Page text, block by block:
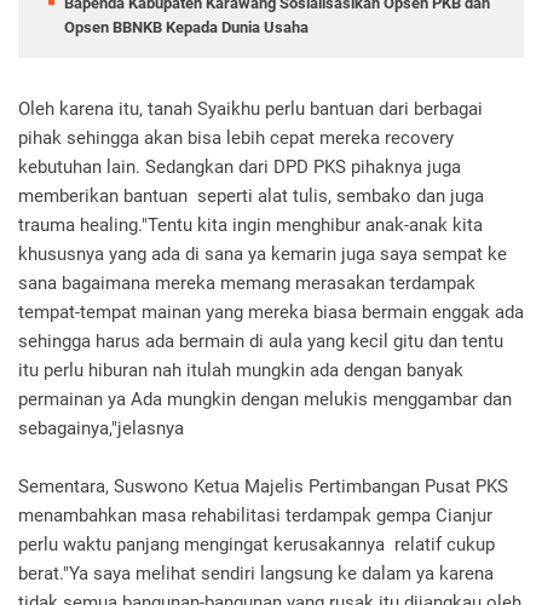
Opsen BBNKB Kepada Dunia Usaha
Oleh karena itu, tanah Syaikhu perlu bantuan dari berbagai
pihak sehingga akan bisa lebih cepat mereka recovery
kebutuhan lain. Sedangkan dari DPD PKS pihaknya juga
memberikan bantuan seperti alat tulis, sembako dan juga
trauma healing."Tentu kita ingin menghibur anak-anak kita
khususnya yang ada di sana ya kemarin juga saya sempat ke
sana bagaimana mereka memang merasakan terdampak
tempat-tempat mainan yang mereka biasa bermain enggak ada
sehingga harus ada bermain di aula yang kecil gitu dan tentu
itu perlu hiburan nah itulah mungkin ada dengan banyak
permainan ya Ada mungkin dengan melukis menggambar dan
sebagainya,"jelasnya
Sementara, Suswono Ketua Majelis Pertimbangan Pusat PKS
menambahkan masa rehabilitasi terdampak gempa Cianjur
perlu waktu panjang mengingat kerusakannya relatif cukup
berat."Ya saya melihat sendiri langsung ke dalam ya karena